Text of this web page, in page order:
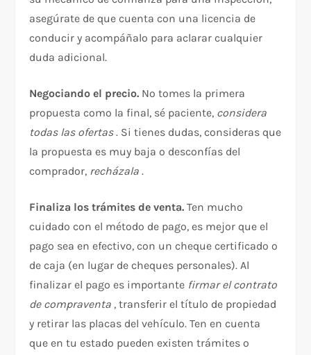
asegúrate de que cuenta con una licencia de
conducir y acompáñalo para aclarar cualquier
duda adicional.
Negociando el precio. No tomes la primera
propuesta como la final, sé paciente, considera
todas las ofertas. Si tienes dudas, consideras que
la propuesta es muy baja o desconfías del
comprador, recházala.
Finaliza los trámites de venta.Ten mucho
cuidado con el método de pago, es mejor que el
pago sea en efectivo, con un cheque certificado o
de caja (en lugar de cheques personales). Al
finalizar el pago es importante firmar el contrato
de compraventa , transferir el título de propiedad
y retirar las placas del vehículo. Ten en cuenta
que en tu estado pueden existen trámites o